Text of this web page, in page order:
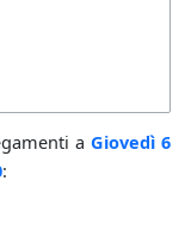
aGiovedì 6
: